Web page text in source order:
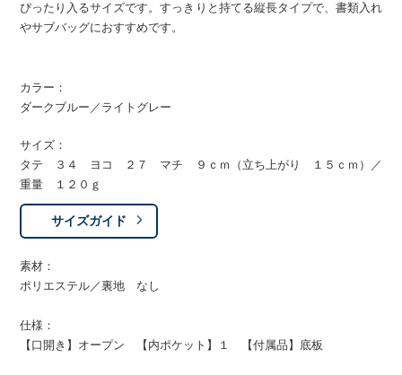
ぴったり入るサイズです。すっきりと持てる縦長タイプで、書類入れ
やサブバッグにおすすめです。
カラー：
ダークブルー／ライトグレー
サイズ：
タテ ３４ ヨコ ２７ マチ ９ｃｍ（立ち上がり １５ｃｍ）／
重量 １２０ｇ
サイズガイド
素材：
ポリエステル／裏地 なし
仕様：
【口開き】オープン 【内ポケット】１ 【付属品】底板